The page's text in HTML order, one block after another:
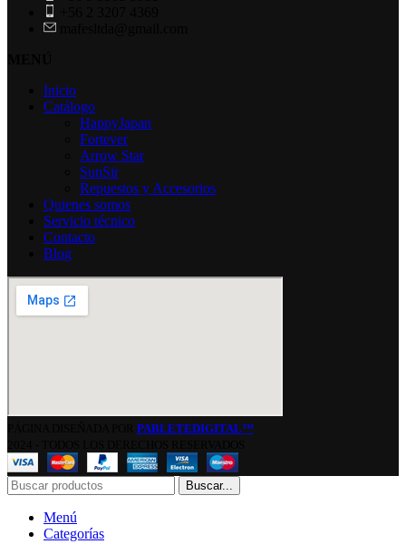
Inicio
Catálogo
HappyJapan
Fortever
Arrow Star
SunSir
Repuestos y Accesorios
Quienes somos
Servicio técnico
Contacto
Blog
PABLETEDIGITAL™
Buscar...
Menú
Categorías